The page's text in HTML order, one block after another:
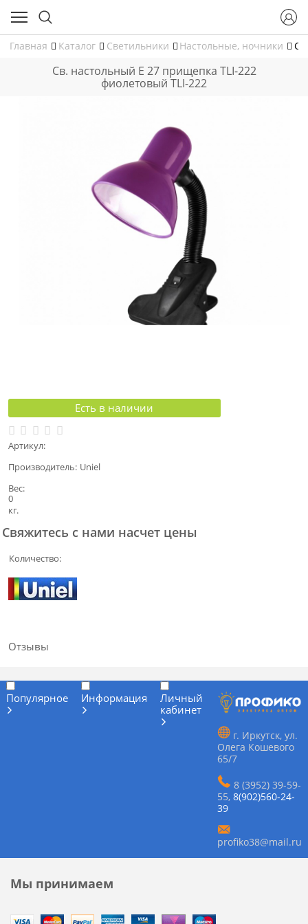
Главная Каталог Светильники Настольные, ночники
Св. настольный Е 27 прищепка TLI-222
фиолетовый TLI-222
Есть в наличии
Артикул:
Производитель: Uniel
Вес:
0
кг.
Свяжитесь с нами насчет цены
Количество:
Отзывы
Популярное Информация
Личный
кабинет
г. Иркутск, ул.
Олега Кошевого
65/7
8 (3952) 39-59-
55, 8(902)560-24-
39
profiko38@mail.ru
Мы принимаем